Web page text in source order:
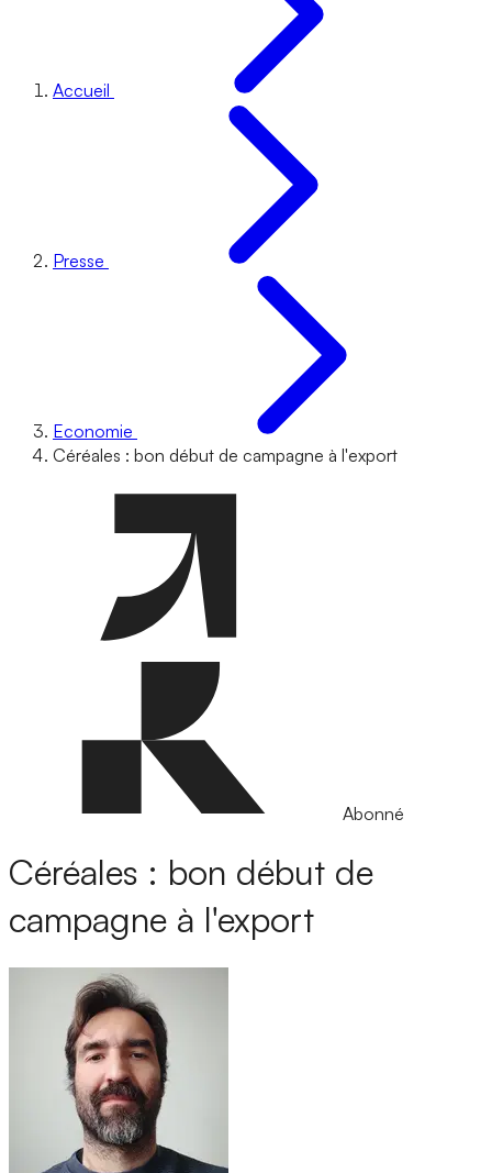
Accueil
Presse
Economie
Céréales : bon début de campagne à l'export
Abonné
Céréales : bon début de
campagne à l'export